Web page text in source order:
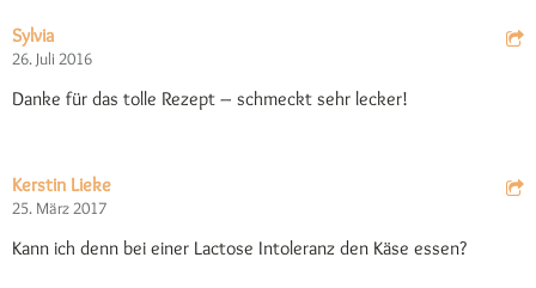
Sylvia
26. Juli 2016
Danke für das tolle Rezept – schmeckt sehr lecker!
Kerstin Lieke
25. März 2017
Kann ich denn bei einer Lactose Intoleranz den Käse essen?